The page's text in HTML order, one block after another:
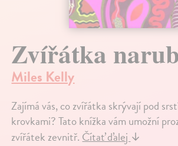
Zvířátka
Miles Kelly
Zajímá vás, co zvířátka skrývají pod
krovkami? Tato knížka vám umožní
zvířátek zevnitř. Čítať ďalej ↓